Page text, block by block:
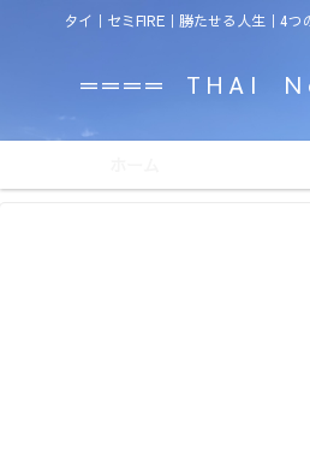
タイ｜セミFIRE｜勝たせる人生｜4
＝＝＝＝ T H A I N